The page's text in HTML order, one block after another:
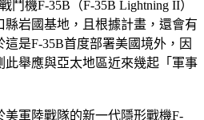
鬥機F-35B（F-35B Lightning II）
縣岩國基地，且根據計畫，還會有
是F-35B首度部署美國境外，因
此舉應與亞太地區近來幾起「軍事
美軍陸戰隊的新一代隱形戰機F-